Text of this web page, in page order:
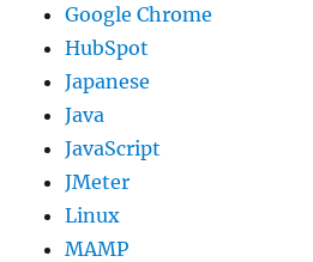
Google Chrome
HubSpot
Japanese
Java
JavaScript
JMeter
Linux
MAMP